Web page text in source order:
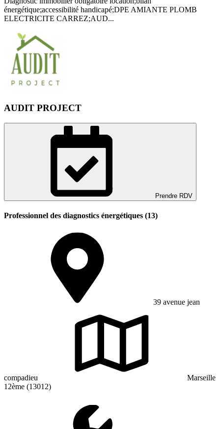
énergétique;accessibilité handicapé;DPE AMIANTE PLOMB
ELECTRICITE CARREZ;AUD...
AUDIT PROJECT
Prendre RDV
Professionnel des diagnostics énergétiques (13)
39 avenue jean
compadieu
Marseille
12ème (13012)